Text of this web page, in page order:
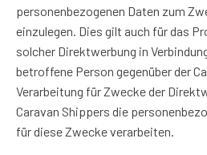
personenbezogenen Daten zum
einzulegen. Dies gilt auch für das
solcher Direktwerbung in
betroffene Person gegenüber der
Verarbeitung für Zwecke der
Caravan Shippers die
für diese Zwecke verarbeiten.